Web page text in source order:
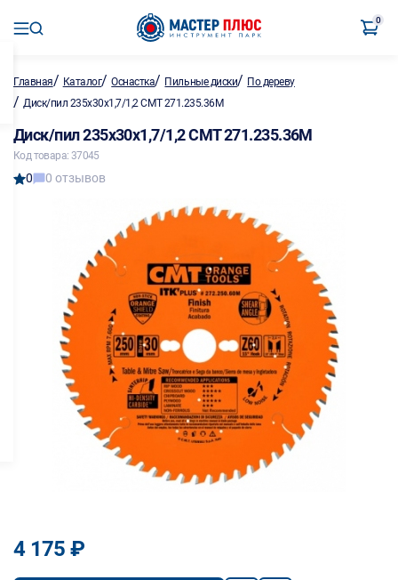
0
Главная/ Каталог/Оснастка/ Пильные диски/ По дереву
/ Диск/пил 235х30х1,7/1,2 CMT 271.235.36M
Диск/пил 235х30х1,7/1,2 CMT 271.235.36M
Код товара: 37045
0 0 отзывов
4 175 ₽